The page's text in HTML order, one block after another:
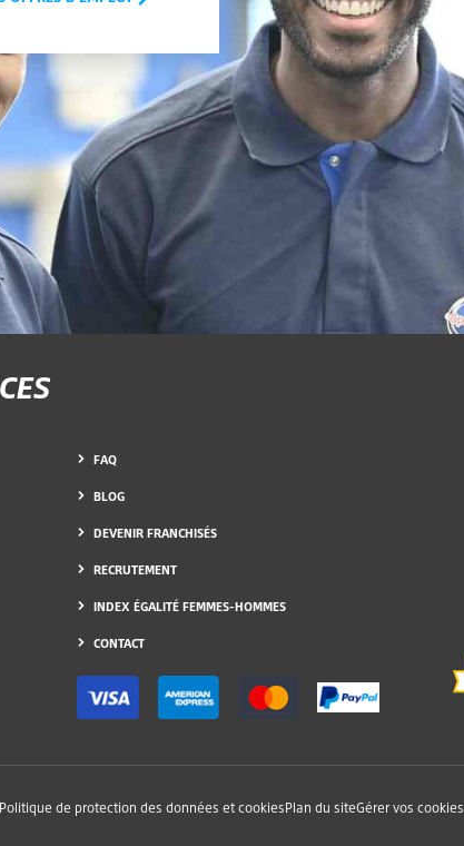
FAQ
BLOG
DEVENIR FRANCHISÉS
RECRUTEMENT
INDEX ÉGALITÉ FEMMES-HOMMES
CONTACT
Politique de protection des données et cookiesPlan du siteGérer vos cookies